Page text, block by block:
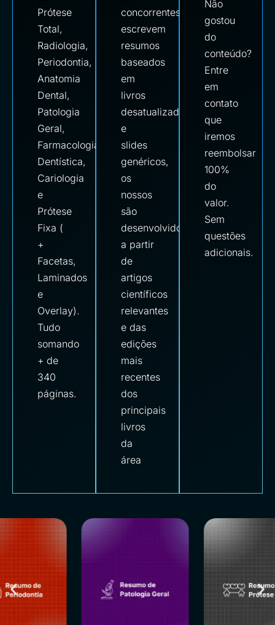
Prótese
Total,
Radiologia,
Periodontia,
Anatomia
Dental,
Patologia
Geral,
Farmacologia,
Dentística,
Cariologia
e
Prótese
Fixa (
+
Facetas,
Laminados
e
Overlay).
Tudo
somando
+ de
340
páginas.
concorrentes
escrevem
resumos
baseados
em
livros
desatualizados
e
slides
genéricos,
os
nossos
são
desenvolvidos
a partir
de
artigos
científicos
relevantes
e das
edições
mais
recentes
dos
principais
livros
da
área
Não
gostou
do
conteúdo?
Entre
em
contato
que
iremos
reembolsar
100%
do
valor.
Sem
questões
adicionais.